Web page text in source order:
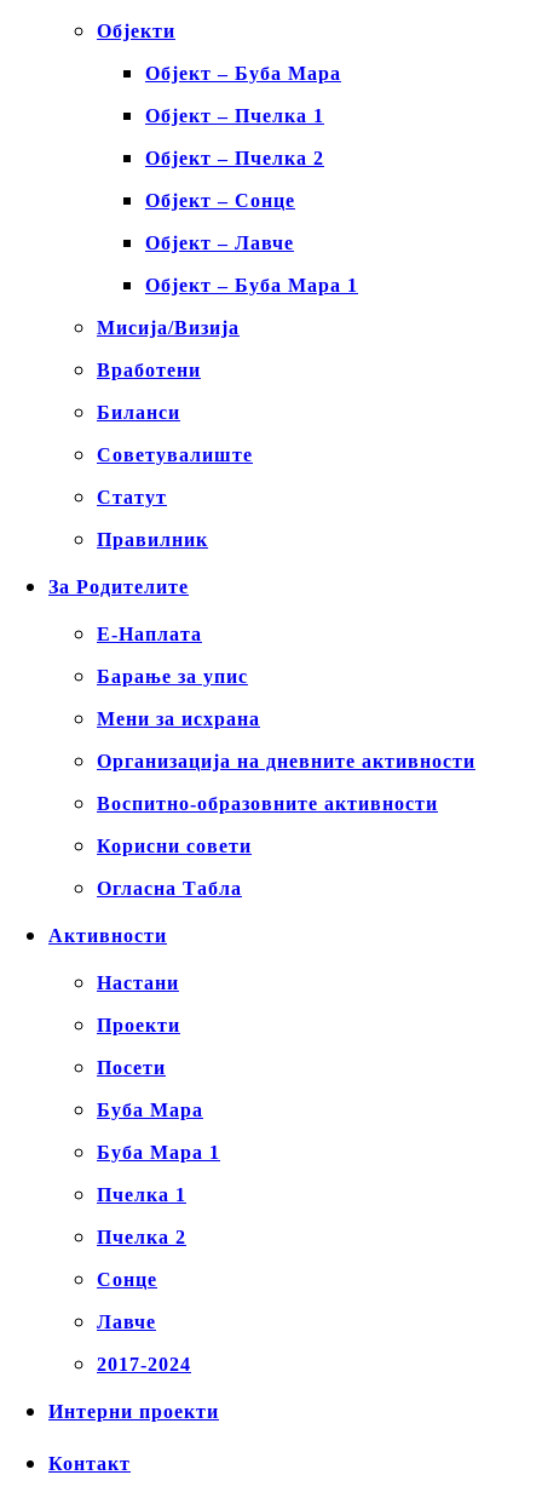
Објекти
Објект – Буба Мара
Објект – Пчелка 1
Објект – Пчелка 2
Објект – Сонце
Објект – Лавче
Објект – Буба Мара 1
Мисија/Визија
Вработени
Биланси
Советувалиште
Статут
Правилник
За Родителите
Е-Наплата
Барање за упис
Мени за исхрана
Организација на дневните активности
Воспитно-образовните активности
Корисни совети
Огласна Табла
Активности
Настани
Проекти
Посети
Буба Мара
Буба Мара 1
Пчелка 1
Пчелка 2
Сонце
Лавче
2017-2024
Интерни проекти
Контакт